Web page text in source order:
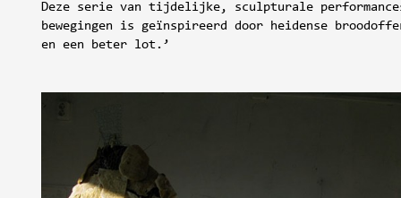
Deze serie van tijdelijke, sculpturale
bewegingen is geïnspireerd door heidense
en een beter lot.’